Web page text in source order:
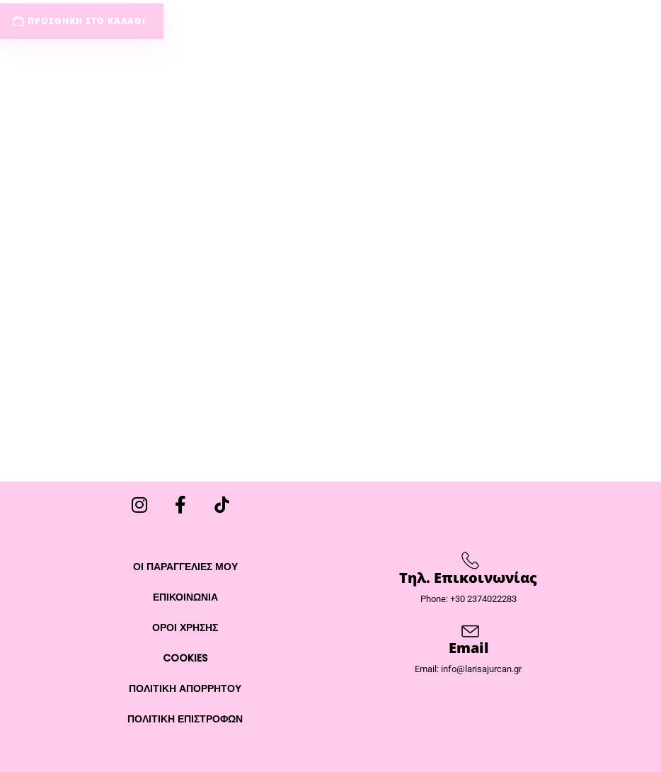
ΠΡΟΣΘΉΚΗ ΣΤΟ ΚΑΛΆΘΙ
ΟΙ ΠΑΡΑΓΓΕΛΙΕΣ ΜΟΥ
ΕΠΙΚΟΙΝΩΝΊΑ
ΌΡΟΙ ΧΡΉΣΗΣ
COOKIES
ΠΟΛΙΤΙΚΉ ΑΠΟΡΡΉΤΟΥ
ΠΟΛΙΤΙΚΉ ΕΠΙΣΤΡΟΦΏΝ
Τηλ. Επικοινωνίας
Phone: +30 2374022283
Email
Email: info@larisajurcan.gr